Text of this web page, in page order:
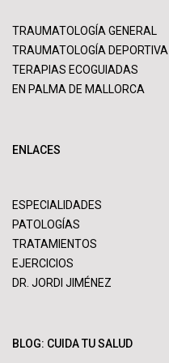
TRAUMATOLOGÍA GENERAL
TRAUMATOLOGÍA DEPORTIVA
TERAPIAS ECOGUIADAS
EN PALMA DE MALLORCA
ENLACES
ESPECIALIDADES
PATOLOGÍAS
TRATAMIENTOS
EJERCICIOS
DR. JORDI JIMÉNEZ
BLOG: CUIDA TU SALUD